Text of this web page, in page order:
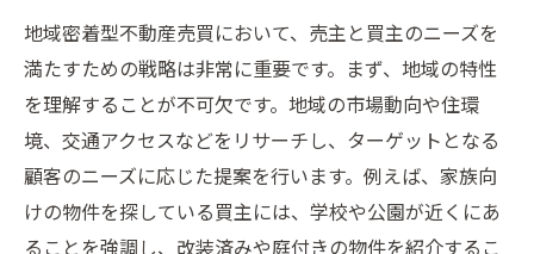
地域密着型不動産売買において、売主と買主のニーズを
満たすための戦略は非常に重要です。まず、地域の特性
を理解することが不可欠です。地域の市場動向や住環
境、交通アクセスなどをリサーチし、ターゲットとなる
顧客のニーズに応じた提案を行います。例えば、家族向
けの物件を探している買主には、学校や公園が近くにあ
ることを強調し、改装済みや庭付きの物件を紹介するこ